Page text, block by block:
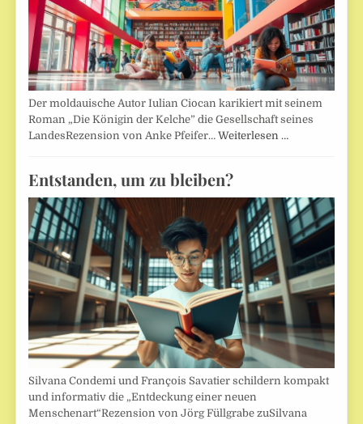
Der moldauische Autor Iulian Ciocan karikiert mit seinem
Roman „Die Königin der Kelche” die Gesellschaft seines
LandesRezension von Anke Pfeifer…Weiterlesen …
Entstanden, um zu bleiben?
Silvana Condemi und François Savatier schildern kompakt
und informativ die „Entdeckung einer neuen
Menschenart“Rezension von Jörg Füllgrabe zuSilvana